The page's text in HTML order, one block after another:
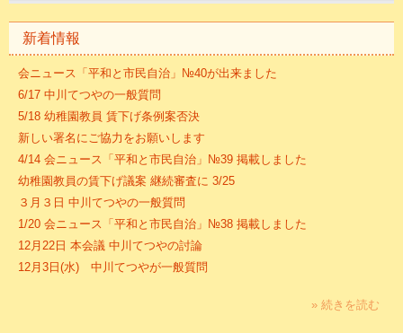
新着情報
会ニュース「平和と市民自治」№40が出来ました
6/17 中川てつやの一般質問
5/18 幼稚園教員 賃下げ条例案否決
新しい署名にご協力をお願いします
4/14 会ニュース「平和と市民自治」№39 掲載しました
幼稚園教員の賃下げ議案 継続審査に 3/25
３月３日 中川てつやの一般質問
1/20 会ニュース「平和と市民自治」№38 掲載しました
12月22日 本会議 中川てつやの討論
12月3日(水) 中川てつやが一般質問
» 続きを読む